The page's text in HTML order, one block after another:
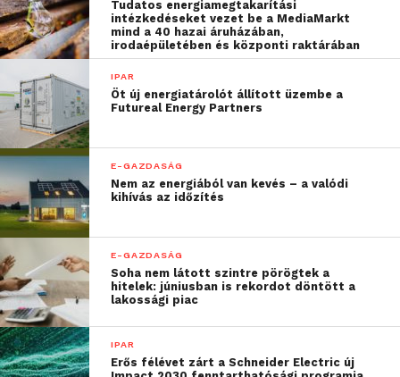
körében kedvelt, hiszen minden ötödik nyugdíjas
itt vett lakást” – árnyalta az adatokat Soóki-Tóth
Gábor, aki elmondta, a külső pesti kerületeket,
valamint az agglomerációt a harmincas éveikben
járók választották a legnagyobb arányban (18,9 és
18,2 százalék), egyúttal kiemelte a harminc év
alattiak hangsúlyos belvárosi jelenlétét. A nemek
között lényegében nincs különbség a férfi és női
vásárlók aránya között, utóbbiaknál minimális
többlet jelentkezett (50,6 százalék), azonban 50
éves korig a férfiak aránya magasabb.
További friss híreket talál aTechnokrata főoldalán!
Csatlakozzon hozzánk a
Tudatos energiamegtakarítási
intézkedéseket vezet be a MediaMarkt
mind a 40 hazai áruházában,
irodaépületében és központi raktárában
IPAR
Öt új energiatárolót állított üzembe a
Futureal Energy Partners
E-GAZDASÁG
Nem az energiából van kevés – a valódi
kihívás az időzítés
E-GAZDASÁG
Soha nem látott szintre pörögtek a
hitelek: júniusban is rekordot döntött a
lakossági piac
IPAR
Erős félévet zárt a Schneider Electric új